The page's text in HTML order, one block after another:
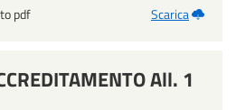
pdf Scarica
All. 1